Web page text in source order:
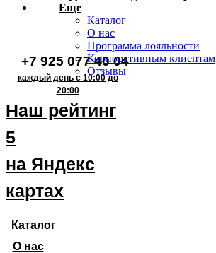
Фруктово-ягодные
наборы
Позвоните мне!
+7 925 077 40 04
каждый день с 10:00 до
20:00
Наш рейтинг
5
на Яндекс
картах
Каталог
О нас
Еще
Каталог
О нас
Программа лояльности
Корпоративным клиентам
Отзывы